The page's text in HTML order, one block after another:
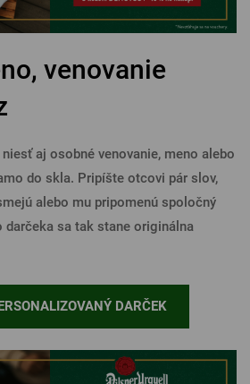
venovanie
aj osobné venovanie, meno alebo
do skla. Pripíšte otcovi pár slov,
alebo mu pripomenú spoločný
darčeka sa tak stane originálna
DARČEK